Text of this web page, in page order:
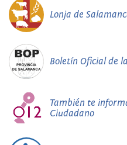
Lonja de
Boletín Oficial de
También te
Ciudadano